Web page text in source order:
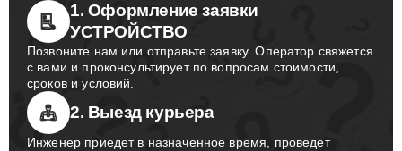
1. Оформление заявки
УСТРОЙСТВО
Позвоните нам или отправьте заявку. Оператор свяжется
с вами и проконсультирует по вопросам стоимости,
сроков и условий.
2. Выезд курьера
Инженер приедет в назначенное время, проведет